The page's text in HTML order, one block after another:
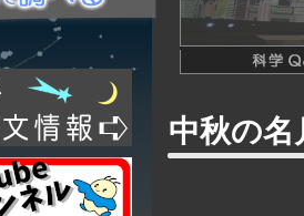
中秋の名